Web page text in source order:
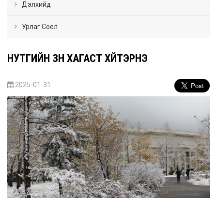
Дэлхийд
Урлаг Соёл
НУТГИЙН ЗҮҮН ХАГАСТ ХҮЙТЭРНЭ
2025-01-31